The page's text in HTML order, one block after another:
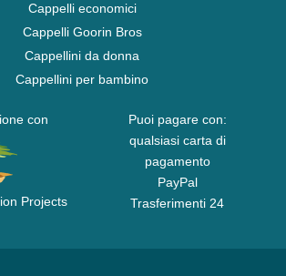
Cappelli economici
Cappelli Goorin Bros
Cappellini da donna
Cappellini per bambino
con
Projects
Puoi pagare con:
qualsiasi carta di
pagamento
PayPal
Trasferimenti 24